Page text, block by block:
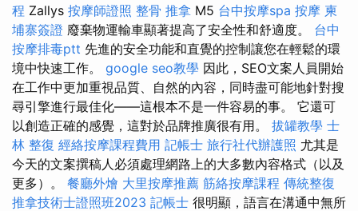
程 Zallys 按摩師證照 整骨 推拿 M5 台中按摩spa 按摩 柬
埔寨簽證 廢棄物運輸車顯著提高了安全性和舒適度。 台中
按摩排毒ptt 先進的安全功能和直覺的控制讓您在輕鬆的環
境中快速工作。 google seo教學 因此，SEO文案人員開始
在工作中更加重視品質、自然的內容，同時盡可能地針對搜
尋引擎進行最佳化——這根本不是一件容易的事。 它還可
以創造正確的感覺，這對於品牌推廣很有用。 拔罐教學 士
林 整復 經絡按摩課程費用 記帳士 旅行社代辦護照 尤其是
今天的文案撰稿人必須處理網路上的大多數內容格式（以及
更多）。 餐廳外燴 大里按摩推薦 筋絡按摩課程 傳統整復
推拿技術士證照班2023 記帳士 很明顯，語言在溝通中無所